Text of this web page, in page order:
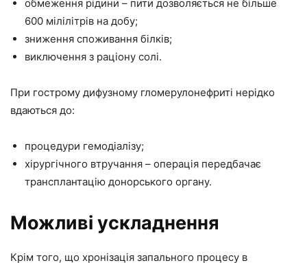
обмеження рідини – пити дозволяється не більше
600 мілілітрів на добу;
зниження споживання білків;
виключення з раціону солі.
При гострому дифузному гломерулонефриті нерідко
вдаються до:
процедури гемодіалізу;
хірургічного втручання – операція передбачає
трансплантацію донорського органу.
Можливі ускладнення
Крім того, що хронізація запального процесу в